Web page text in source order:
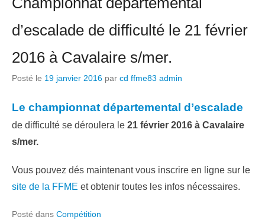
d’escalade de difficulté le 21 février
2016 à Cavalaire s/mer.
Posté le 19 janvier 2016 par cd ffme83 admin
Le championnat départemental d’escalade
de difficulté se déroulera le 21 février 2016 à Cavalaire
s/mer.
Vous pouvez dés maintenant vous inscrire en ligne sur le
site de la FFME et obtenir toutes les infos nécessaires.
Posté dans Compétition